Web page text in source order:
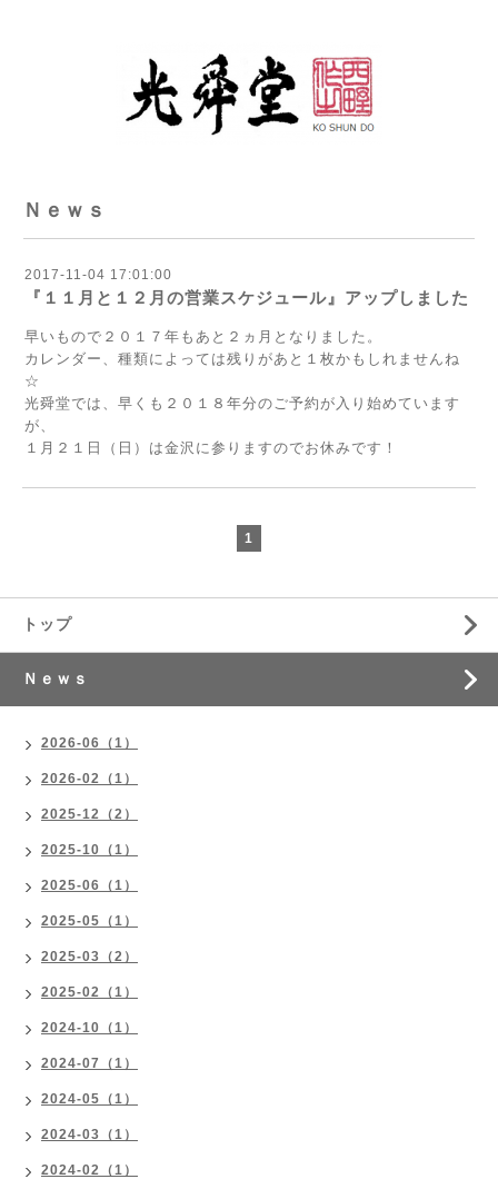
Ｎｅｗｓ
2017-11-04 17:01:00
『１１月と１２月の営業スケジュール』アップしました
早いもので２０１７年もあと２ヵ月となりました。
カレンダー、種類によっては残りがあと１枚かもしれませんね
☆
光舜堂では、早くも２０１８年分のご予約が入り始めています
が、
１月２１日（日）は金沢に参りますのでお休みです！
1
トップ
Ｎｅｗｓ
2026-06（1）
2026-02（1）
2025-12（2）
2025-10（1）
2025-06（1）
2025-05（1）
2025-03（2）
2025-02（1）
2024-10（1）
2024-07（1）
2024-05（1）
2024-03（1）
2024-02（1）